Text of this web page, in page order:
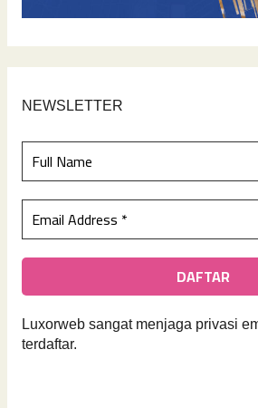
NEWSLETTER
Luxorweb sangat menjaga privasi
terdaftar.